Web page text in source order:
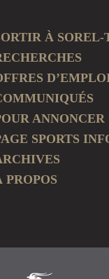
À SOREL-
ANNONCER
SPORTS
PROPOS